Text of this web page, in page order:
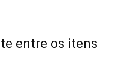
entre os itens